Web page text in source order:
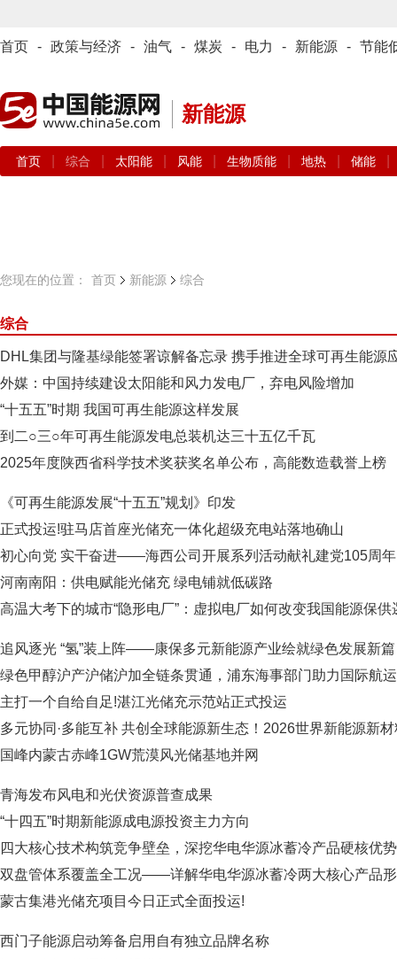
首页 - 政策与经济 - 油气 - 煤炭 - 电力 - 新能源 - 节能
新能源
首页 综合 太阳能 风能 生物质能 地热 储能
您现在的位置： 首页 新能源 综合
综合
DHL集团与隆基绿能签署谅解备忘录 携手推进全球可再生能源
外媒：中国持续建设太阳能和风力发电厂，弃电风险增加
“十五五”时期 我国可再生能源这样发展
到二○三○年可再生能源发电总装机达三十五亿千瓦
2025年度陕西省科学技术奖获奖名单公布，高能数造载誉上榜
《可再生能源发展“十五五”规划》印发
正式投运!驻马店首座光储充一体化超级充电站落地确山
初心向党 实干奋进——海西公司开展系列活动献礼建党105周年
河南南阳：供电赋能光储充 绿电铺就低碳路
高温大考下的城市“隐形电厂”：虚拟电厂如何改变我国能源保供
追风逐光 “氢”装上阵——康保多元新能源产业绘就绿色发展新篇
绿色甲醇沪产沪储沪加全链条贯通，浦东海事部门助力国际航
主打一个自给自足!湛江光储充示范站正式投运
多元协同·多能互补 共创全球能源新生态！2026世界新能源新材料大会定于
国峰内蒙古赤峰1GW荒漠风光储基地并网
青海发布风电和光伏资源普查成果
“十四五”时期新能源成电源投资主力方向
四大核心技术构筑竞争壁垒，深挖华电华源冰蓄冷产品硬核优势
双盘管体系覆盖全工况——详解华电华源冰蓄冷两大核心产品
蒙古集港光储充项目今日正式全面投运!
西门子能源启动筹备启用自有独立品牌名称